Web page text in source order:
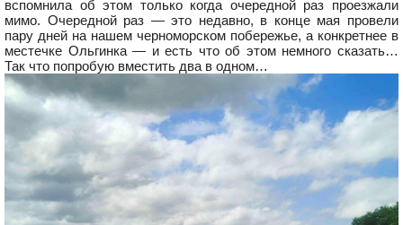
вспомнила об этом только когда очередной раз проезжали
мимо. Очередной раз — это недавно, в конце мая провели
пару дней на нашем черноморском побережье, а конкретнее в
местечке Ольгинка — и есть что об этом немного сказать…
Так что попробую вместить два в одном…